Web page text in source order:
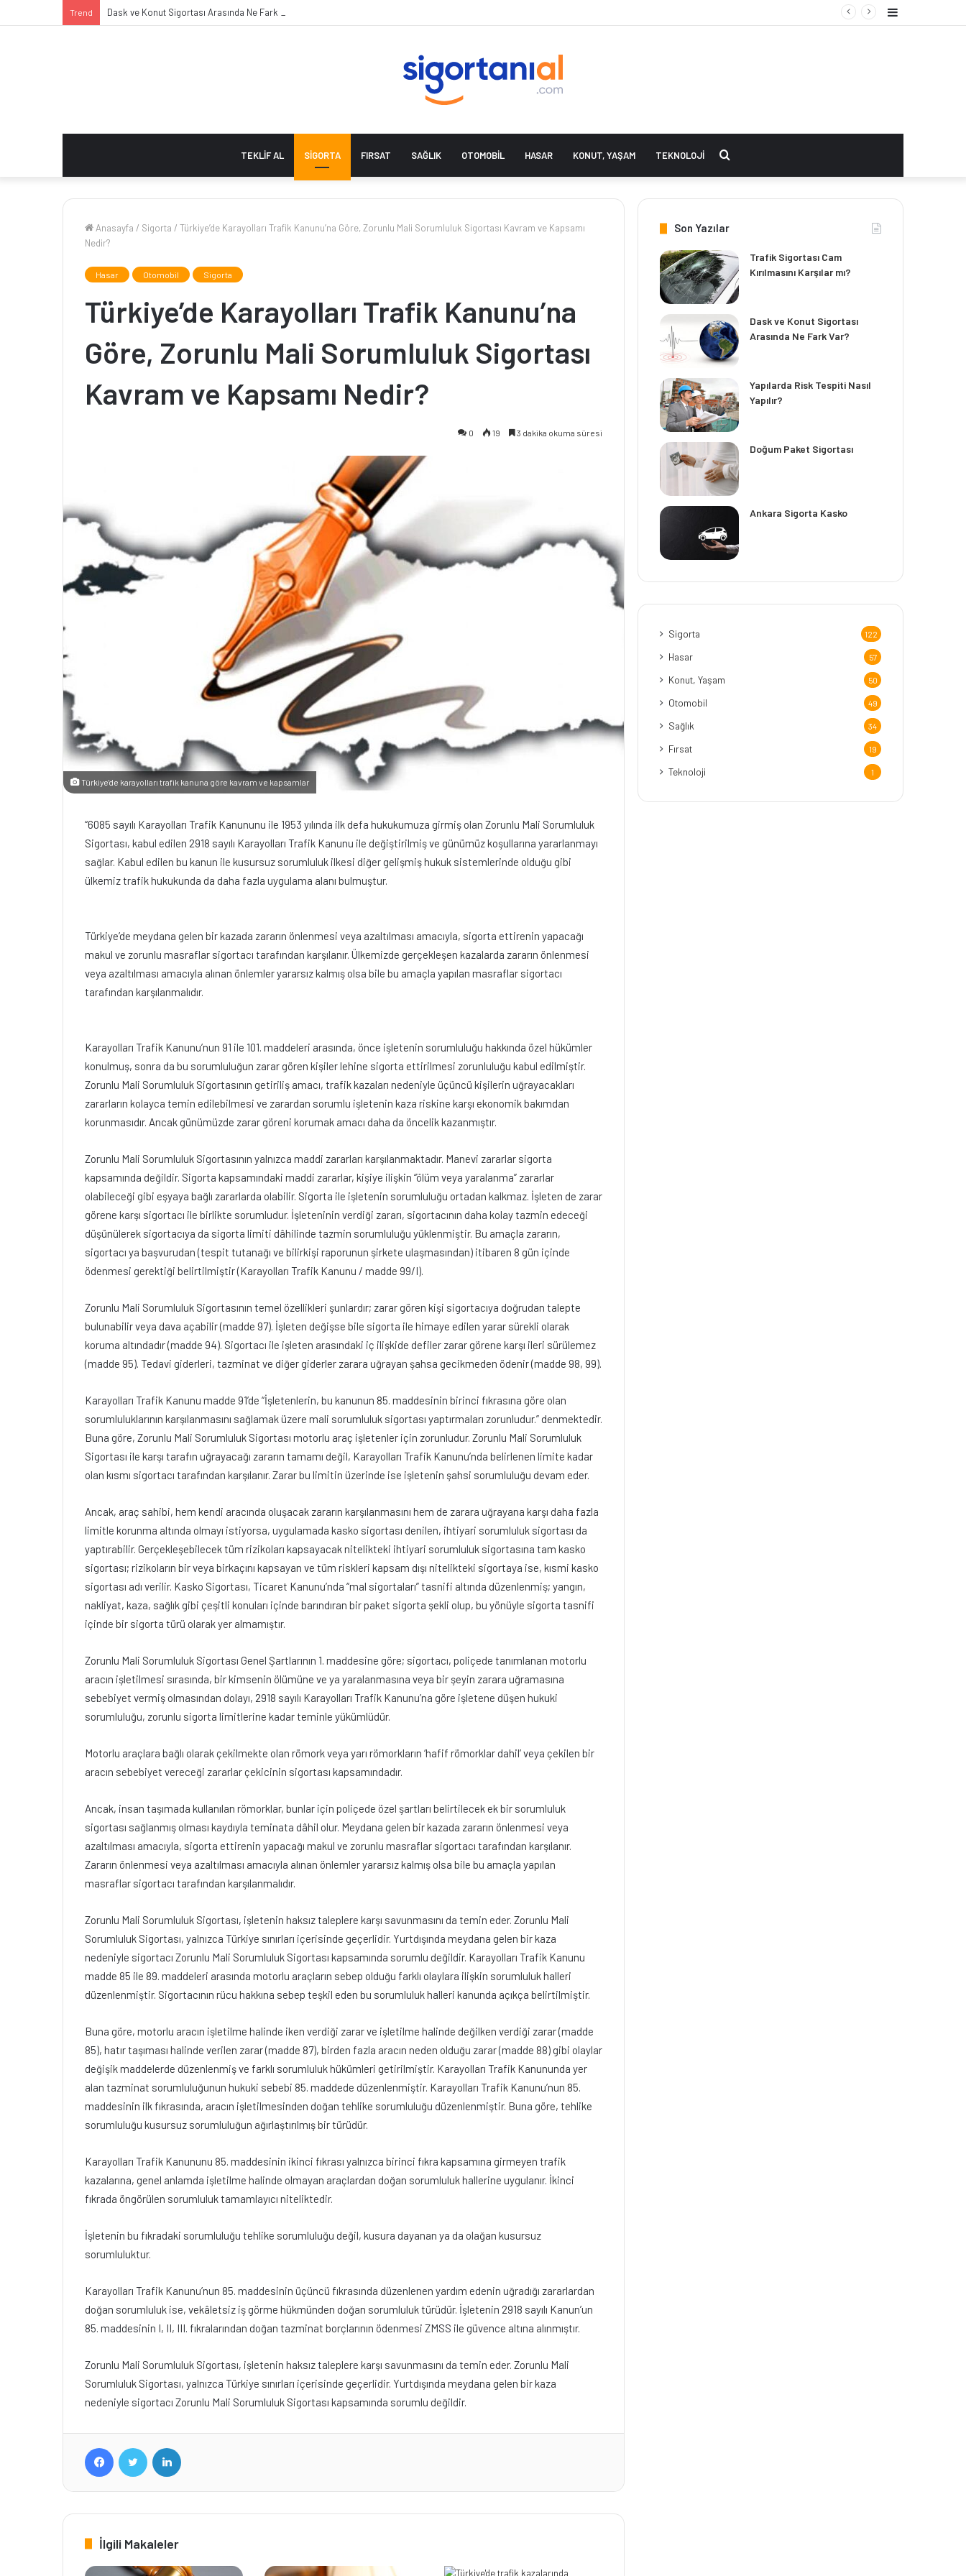
Trend Dask ve Konut Sigortası Arasında Ne Fark Var?
Kenar
TEKLIF AL SIGORTA FIRSAT SAĞLIK OTOMOBIL HASAR KONUT, YAŞAM TEKNOLOJI
yap
Anasayfa / Sigorta / Türkiye’de Karayolları Trafik Kanunu’na Göre, Zorunlu Mali Sorumluluk Sigortası Kavram ve Kapsamı
Nedir?
Hasar Otomobil Sigorta
Türkiye’de Karayolları Trafik Kanunu’na
Göre, Zorunlu Mali Sorumluluk Sigortası
Kavram ve Kapsamı Nedir?
0 19 3 dakika okuma süresi
Türkiye'de karayolları trafik kanuna göre kavram ve kapsamlar
“6085 sayılı Karayolları Trafik Kanununu ile 1953 yılında ilk defa hukukumuza girmiş olan Zorunlu Mali Sorumluluk
Sigortası, kabul edilen 2918 sayılı Karayolları Trafik Kanunu ile değiştirilmiş ve günümüz koşullarına yararlanmayı
sağlar. Kabul edilen bu kanun ile kusursuz sorumluluk ilkesi diğer gelişmiş hukuk sistemlerinde olduğu gibi
ülkemiz trafik hukukunda da daha fazla uygulama alanı bulmuştur.
Türkiye’de meydana gelen bir kazada zararın önlenmesi veya azaltılması amacıyla, sigorta ettirenin yapacağı
makul ve zorunlu masraflar sigortacı tarafından karşılanır. Ülkemizde gerçekleşen kazalarda zararın önlenmesi
veya azaltılması amacıyla alınan önlemler yararsız kalmış olsa bile bu amaçla yapılan masraflar sigortacı
tarafından karşılanmalıdır.
Karayolları Trafik Kanunu’nun 91 ile 101. maddeleri arasında, önce işletenin sorumluluğu hakkında özel hükümler
konulmuş, sonra da bu sorumluluğun zarar gören kişiler lehine sigorta ettirilmesi zorunluluğu kabul edilmiştir.
Zorunlu Mali Sorumluluk Sigortasının getiriliş amacı, trafik kazaları nedeniyle üçüncü kişilerin uğrayacakları
zararların kolayca temin edilebilmesi ve zarardan sorumlu işletenin kaza riskine karşı ekonomik bakımdan
korunmasıdır. Ancak günümüzde zarar göreni korumak amacı daha da öncelik kazanmıştır.
Zorunlu Mali Sorumluluk Sigortasının yalnızca maddi zararları karşılanmaktadır. Manevi zararlar sigorta
kapsamında değildir. Sigorta kapsamındaki maddi zararlar, kişiye ilişkin “ölüm veya yaralanma” zararlar
olabileceği gibi eşyaya bağlı zararlarda olabilir. Sigorta ile işletenin sorumluluğu ortadan kalkmaz. İşleten de zarar
görene karşı sigortacı ile birlikte sorumludur. İşleteninin verdiği zararı, sigortacının daha kolay tazmin edeceği
düşünülerek sigortacıya da sigorta limiti dâhilinde tazmin sorumluluğu yüklenmiştir. Bu amaçla zararın,
sigortacı ya başvurudan (tespit tutanağı ve bilirkişi raporunun şirkete ulaşmasından) itibaren 8 gün içinde
ödenmesi gerektiği belirtilmiştir (Karayolları Trafik Kanunu / madde 99/I).
Zorunlu Mali Sorumluluk Sigortasının temel özellikleri şunlardır; zarar gören kişi sigortacıya doğrudan talepte
bulunabilir veya dava açabilir (madde 97). İşleten değişse bile sigorta ile himaye edilen yarar sürekli olarak
koruma altındadır (madde 94). Sigortacı ile işleten arasındaki iç ilişkide defiler zarar görene karşı ileri sürülemez
(madde 95). Tedavi giderleri, tazminat ve diğer giderler zarara uğrayan şahsa gecikmeden ödenir (madde 98, 99).
Karayolları Trafik Kanunu madde 91’de “İşletenlerin, bu kanunun 85. maddesinin birinci fıkrasına göre olan
sorumluluklarının karşılanmasını sağlamak üzere mali sorumluluk sigortası yaptırmaları zorunludur.” denmektedir.
Buna göre, Zorunlu Mali Sorumluluk Sigortası motorlu araç işletenler için zorunludur. Zorunlu Mali Sorumluluk
Sigortası ile karşı tarafın uğrayacağı zararın tamamı değil, Karayolları Trafik Kanunu’nda belirlenen limite kadar
olan kısmı sigortacı tarafından karşılanır. Zarar bu limitin üzerinde ise işletenin şahsi sorumluluğu devam eder.
Ancak, araç sahibi, hem kendi aracında oluşacak zararın karşılanmasını hem de zarara uğrayana karşı daha fazla
limitle korunma altında olmayı istiyorsa, uygulamada kasko sigortası denilen, ihtiyari sorumluluk sigortası da
yaptırabilir. Gerçekleşebilecek tüm rizikoları kapsayacak nitelikteki ihtiyari sorumluluk sigortasına tam kasko
sigortası; rizikoların bir veya birkaçını kapsayan ve tüm riskleri kapsam dışı nitelikteki sigortaya ise, kısmi kasko
sigortası adı verilir. Kasko Sigortası, Ticaret Kanunu’nda “mal sigortaları” tasnifi altında düzenlenmiş; yangın,
nakliyat, kaza, sağlık gibi çeşitli konuları içinde barındıran bir paket sigorta şekli olup, bu yönüyle sigorta tasnifi
içinde bir sigorta türü olarak yer almamıştır.
Zorunlu Mali Sorumluluk Sigortası Genel Şartlarının 1. maddesine göre; sigortacı, poliçede tanımlanan motorlu
aracın işletilmesi sırasında, bir kimsenin ölümüne ve ya yaralanmasına veya bir şeyin zarara uğramasına
sebebiyet vermiş olmasından dolayı, 2918 sayılı Karayolları Trafik Kanunu’na göre işletene düşen hukuki
sorumluluğu, zorunlu sigorta limitlerine kadar teminle yükümlüdür.
Motorlu araçlara bağlı olarak çekilmekte olan römork veya yarı römorkların ‘hafif römorklar dahil’ veya çekilen bir
aracın sebebiyet vereceği zararlar çekicinin sigortası kapsamındadır.
Ancak, insan taşımada kullanılan römorklar, bunlar için poliçede özel şartları belirtilecek ek bir sorumluluk
sigortası sağlanmış olması kaydıyla teminata dâhil olur. Meydana gelen bir kazada zararın önlenmesi veya
azaltılması amacıyla, sigorta ettirenin yapacağı makul ve zorunlu masraflar sigortacı tarafından karşılanır.
Zararın önlenmesi veya azaltılması amacıyla alınan önlemler yararsız kalmış olsa bile bu amaçla yapılan
masraflar sigortacı tarafından karşılanmalıdır.
Zorunlu Mali Sorumluluk Sigortası, işletenin haksız taleplere karşı savunmasını da temin eder. Zorunlu Mali
Sorumluluk Sigortası, yalnızca Türkiye sınırları içerisinde geçerlidir. Yurtdışında meydana gelen bir kaza
nedeniyle sigortacı Zorunlu Mali Sorumluluk Sigortası kapsamında sorumlu değildir. Karayolları Trafik Kanunu
madde 85 ile 89. maddeleri arasında motorlu araçların sebep olduğu farklı olaylara ilişkin sorumluluk halleri
düzenlenmiştir. Sigortacının rücu hakkına sebep teşkil eden bu sorumluluk halleri kanunda açıkça belirtilmiştir.
Buna göre, motorlu aracın işletilme halinde iken verdiği zarar ve işletilme halinde değilken verdiği zarar (madde
85), hatır taşıması halinde verilen zarar (madde 87), birden fazla aracın neden olduğu zarar (madde 88) gibi olaylar
değişik maddelerde düzenlenmiş ve farklı sorumluluk hükümleri getirilmiştir. Karayolları Trafik Kanununda yer
alan tazminat sorumluluğunun hukuki sebebi 85. maddede düzenlenmiştir. Karayolları Trafik Kanunu’nun 85.
maddesinin ilk fıkrasında, aracın işletilmesinden doğan tehlike sorumluluğu düzenlenmiştir. Buna göre, tehlike
sorumluluğu kusursuz sorumluluğun ağırlaştırılmış bir türüdür.
Karayolları Trafik Kanununu 85. maddesinin ikinci fıkrası yalnızca birinci fıkra kapsamına girmeyen trafik
kazalarına, genel anlamda işletilme halinde olmayan araçlardan doğan sorumluluk hallerine uygulanır. İkinci
fıkrada öngörülen sorumluluk tamamlayıcı niteliktedir.
İşletenin bu fıkradaki sorumluluğu tehlike sorumluluğu değil, kusura dayanan ya da olağan kusursuz
sorumluluktur.
Karayolları Trafik Kanunu’nun 85. maddesinin üçüncü fıkrasında düzenlenen yardım edenin uğradığı zararlardan
doğan sorumluluk ise, vekâletsiz iş görme hükmünden doğan sorumluluk türüdür. İşletenin 2918 sayılı Kanun’un
85. maddesinin I, II, III. fıkralarından doğan tazminat borçlarının ödenmesi ZMSS ile güvence altına alınmıştır.
Zorunlu Mali Sorumluluk Sigortası, işletenin haksız taleplere karşı savunmasını da temin eder. Zorunlu Mali
Sorumluluk Sigortası, yalnızca Türkiye sınırları içerisinde geçerlidir. Yurtdışında meydana gelen bir kaza
nedeniyle sigortacı Zorunlu Mali Sorumluluk Sigortası kapsamında sorumlu değildir.
Facebook Twitter
İlgili Makaleler
Son Yazılar
Trafik Sigortası Cam
Kırılmasını Karşılar mı?
Dask ve Konut Sigortası
Arasında Ne Fark Var?
Yapılarda Risk Tespiti Nasıl
Yapılır?
Doğum Paket Sigortası
Ankara Sigorta Kasko
Sigorta 122
Hasar 57
Konut, Yaşam 50
Otomobil 49
Sağlık 34
Fırsat 19
Teknoloji 1